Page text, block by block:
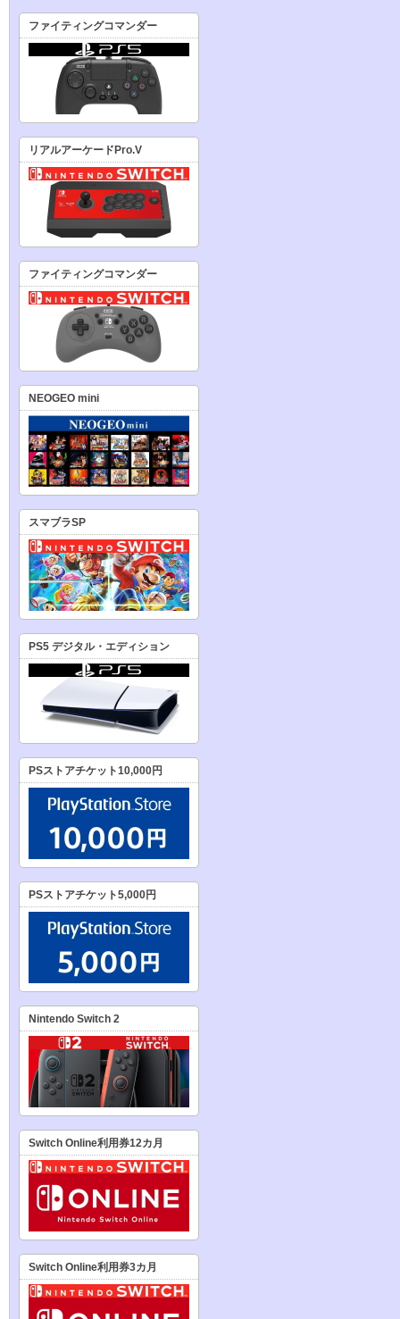
ファイティングコマンダー
リアルアーケードPro.V
ファイティングコマンダー
NEOGEO mini
スマブラSP
PS5 デジタル・エディション
PSストアチケット10,000円
PSストアチケット5,000円
Nintendo Switch 2
Switch Online利用券12カ月
Switch Online利用券3カ月